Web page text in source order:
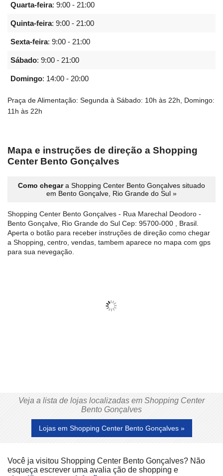
Quarta-feira: 9:00 - 21:00
Quinta-feira: 9:00 - 21:00
Sexta-feira: 9:00 - 21:00
Sábado: 9:00 - 21:00
Domingo: 14:00 - 20:00
Praça de Alimentação: Segunda à Sábado: 10h às 22h, Domingo:
11h às 22h
Mapa e instruções de direção a Shopping
Center Bento Gonçalves
Como chegara Shopping Center Bento Gonçalves situado
em Bento Gonçalve, Rio Grande do Sul »
Shopping Center Bento Gonçalves - Rua Marechal Deodoro -
Bento Gonçalve, Rio Grande do Sul Cep: 95700-000 , Brasil.
Aperta o botão para receber instruções de direção como chegar
a Shopping, centro, vendas, tambem aparece no mapa com gps
para sua nevegação.
Veja a lista de lojas localizadas em Shopping Center
Bento Gonçalves
Lojas em Shopping Center Bento Gonçalves »
Você ja visitou Shopping Center Bento Gonçalves? Não
esqueça escrever uma avalia ção de shopping e